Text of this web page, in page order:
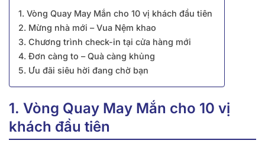
1. Vòng Quay May Mắn cho 10 vị khách đầu tiên
2. Mừng nhà mới – Vua Nệm khao
3. Chương trình check-in tại cửa hàng mới
4. Đơn càng to – Quà càng khủng
5. Ưu đãi siêu hời đang chờ bạn
1. Vòng Quay May Mắn cho 10 vị
khách đầu tiên